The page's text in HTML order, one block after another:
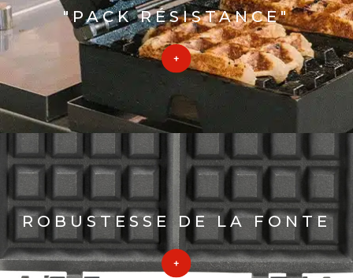
"PACK RÉSISTANCE"
ROBUSTESSE DE LA FONTE